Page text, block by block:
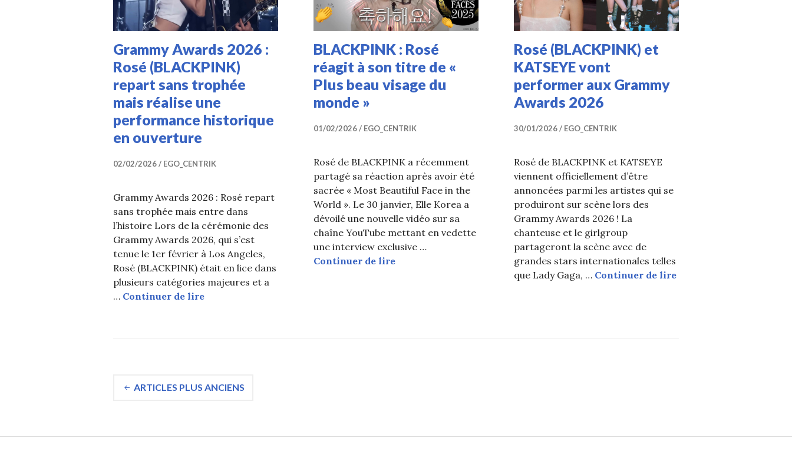
Grammy Awards 2026 :
Rosé (BLACKPINK)
repart sans trophée
mais réalise une
performance historique
en ouverture
02/02/2026 EGO_CENTRIK
Grammy Awards 2026 : Rosé repart
sans trophée mais entre dans
l’histoire Lors de la cérémonie des
Grammy Awards 2026, qui s’est
tenue le 1er février à Los Angeles,
Rosé (BLACKPINK) était en lice dans
plusieurs catégories majeures et a
… Continuer de lireGrammy Awards 2026 : Rosé (BLACKPINK) repart sans trophée mais réalise une performance historique en ouverture
BLACKPINK : Rosé
réagit à son titre de «
Plus beau visage du
monde »
01/02/2026 EGO_CENTRIK
Rosé de BLACKPINK a récemment
partagé sa réaction après avoir été
sacrée « Most Beautiful Face in the
World ». Le 30 janvier, Elle Korea a
dévoilé une nouvelle vidéo sur sa
chaîne YouTube mettant en vedette
une interview exclusive …
Continuer de lireBLACKPINK : Rosé réagit à son titre de « Plus beau visage du monde »
Rosé (BLACKPINK) et
KATSEYE vont
performer aux Grammy
Awards 2026
30/01/2026 EGO_CENTRIK
Rosé de BLACKPINK et KATSEYE
viennent officiellement d’être
annoncées parmi les artistes qui se
produiront sur scène lors des
Grammy Awards 2026 ! La
chanteuse et le girlgroup
partageront la scène avec de
grandes stars internationales telles
que Lady Gaga, … Continuer de lireRosé (BLACKPINK) et
Navigation
ARTICLES PLUS ANCIENS